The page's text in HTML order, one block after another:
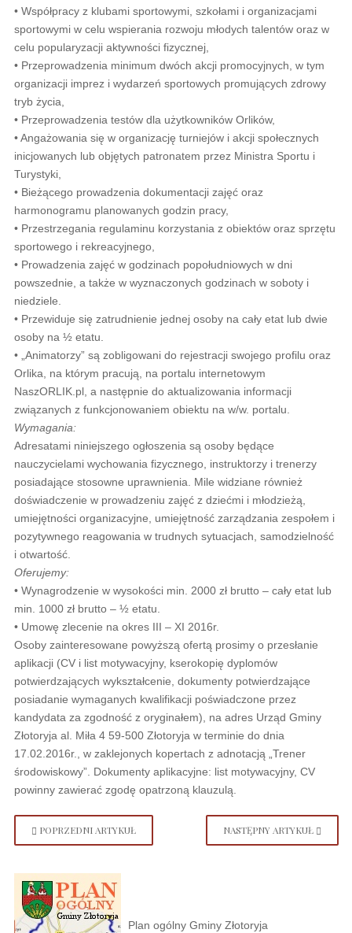
• Współpracy z klubami sportowymi, szkołami i organizacjami
sportowymi w celu wspierania rozwoju młodych talentów oraz w
celu popularyzacji aktywności fizycznej,
• Przeprowadzenia minimum dwóch akcji promocyjnych, w tym
organizacji imprez i wydarzeń sportowych promujących zdrowy
tryb życia,
• Przeprowadzenia testów dla użytkowników Orlików,
• Angażowania się w organizację turniejów i akcji społecznych
inicjowanych lub objętych patronatem przez Ministra Sportu i
Turystyki,
• Bieżącego prowadzenia dokumentacji zajęć oraz
harmonogramu planowanych godzin pracy,
• Przestrzegania regulaminu korzystania z obiektów oraz sprzętu
sportowego i rekreacyjnego,
• Prowadzenia zajęć w godzinach popołudniowych w dni
powszednie, a także w wyznaczonych godzinach w soboty i
niedziele.
• Przewiduje się zatrudnienie jednej osoby na cały etat lub dwie
osoby na ½ etatu.
• „Animatorzy” są zobligowani do rejestracji swojego profilu oraz
Orlika, na którym pracują, na portalu internetowym
NaszORLIK.pl, a następnie do aktualizowania informacji
związanych z funkcjonowaniem obiektu na w/w. portalu.
Wymagania:
Adresatami niniejszego ogłoszenia są osoby będące
nauczycielami wychowania fizycznego, instruktorzy i trenerzy
posiadające stosowne uprawnienia. Mile widziane również
doświadczenie w prowadzeniu zajęć z dziećmi i młodzieżą,
umiejętności organizacyjne, umiejętność zarządzania zespołem i
pozytywnego reagowania w trudnych sytuacjach, samodzielność
i otwartość.
Oferujemy:
• Wynagrodzenie w wysokości min. 2000 zł brutto – cały etat lub
min. 1000 zł brutto – ½ etatu.
• Umowę zlecenie na okres III – XI 2016r.
Osoby zainteresowane powyższą ofertą prosimy o przesłanie
aplikacji (CV i list motywacyjny, kserokopię dyplomów
potwierdzających wykształcenie, dokumenty potwierdzające
posiadanie wymaganych kwalifikacji poświadczone przez
kandydata za zgodność z oryginałem), na adres Urząd Gminy
Złotoryja al. Miła 4 59-500 Złotoryja w terminie do dnia
17.02.2016r., w zaklejonych kopertach z adnotacją „Trener
środowiskowy”. Dokumenty aplikacyjne: list motywacyjny, CV
powinny zawierać zgodę opatrzoną klauzulą.
POPRZEDNI ARTYKUŁ NASTĘPNY ARTYKUŁ
Plan ogólny Gminy Złotoryja